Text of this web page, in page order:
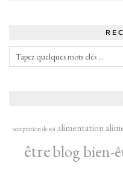
acceptation de soi alimentation
êtreblog bien-